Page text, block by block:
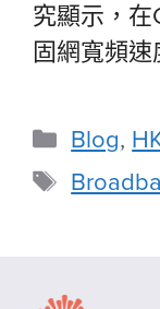
究顯示，在
固網寬頻
Blog,